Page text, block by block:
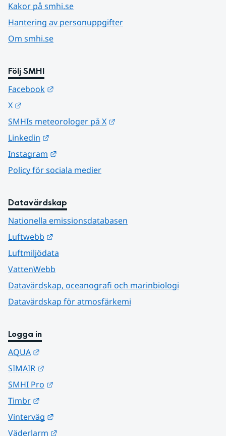
Kakor på smhi.se
Hantering av personuppgifter
Om smhi.se
Följ SMHI
Facebook
X
SMHIs meteorologer på X
Linkedin
Instagram
Policy för sociala medier
Datavärdskap
Nationella emissionsdatabasen
Luftwebb
Luftmiljödata
VattenWebb
Datavärdskap, oceanografi och marinbiologi
Datavärdskap för atmosfärkemi
Logga in
AQUA
SIMAIR
SMHI Pro
Timbr
Vinterväg
Väderlarm